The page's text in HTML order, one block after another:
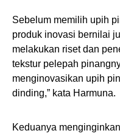
Sebelum memilih upih
produk inovasi bernilai
melakukan riset dan
tekstur pelepah
menginovasikan upih
dinding,” kata Harmuna.
Keduanya